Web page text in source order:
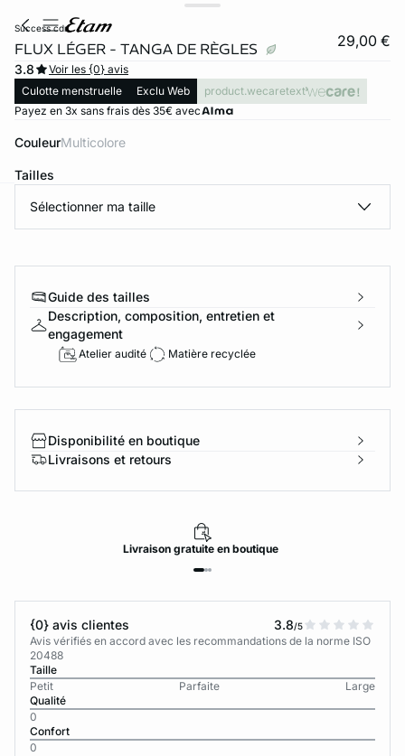
success cdr
FLUX LÉGER - TANGA DE RÈGLES 29,00 €
3.8
Voir les {0} avis
Culotte menstruelle
Exclu Web
product.wecaretext
Payez en 3x sans frais dès 35€ avec
Couleur multicolore
Tailles
Sélectionner ma taille
Guide des tailles
Description, composition, entretien et
engagement
Atelier audité Matière recyclée
Disponibilité en boutique
Livraisons et retours
Livraisongratuiteen boutique
{0} avis clientes 3.8/5
Avis vérifiés en accord avec les recommandations de la norme ISO
20488
Taille
Petit
Parfaite
Large
Qualité
0
Confort
0